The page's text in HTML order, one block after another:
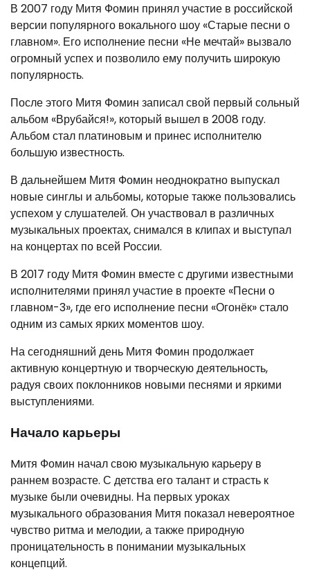
В 2007 году Митя Фомин принял участие в российской
версии популярного вокального шоу «Старые песни о
главном». Его исполнение песни «Не мечтай» вызвало
огромный успех и позволило ему получить широкую
популярность.
После этого Митя Фомин записал свой первый сольный
альбом «Врубайся!», который вышел в 2008 году.
Альбом стал платиновым и принес исполнителю
большую известность.
В дальнейшем Митя Фомин неоднократно выпускал
новые синглы и альбомы, которые также пользовались
успехом у слушателей. Он участвовал в различных
музыкальных проектах, снимался в клипах и выступал
на концертах по всей России.
В 2017 году Митя Фомин вместе с другими известными
исполнителями принял участие в проекте «Песни о
главном-3», где его исполнение песни «Огонёк» стало
одним из самых ярких моментов шоу.
На сегодняшний день Митя Фомин продолжает
активную концертную и творческую деятельность,
радуя своих поклонников новыми песнями и яркими
выступлениями.
Начало карьеры
Mитя Фомин начал свою музыкальную карьеру в
раннем возрасте. С детства его талант и страсть к
музыке были очевидны. На первых уроках
музыкального образования Митя показал невероятное
чувство ритма и мелодии, а также природную
проницательность в понимании музыкальных
концепций.